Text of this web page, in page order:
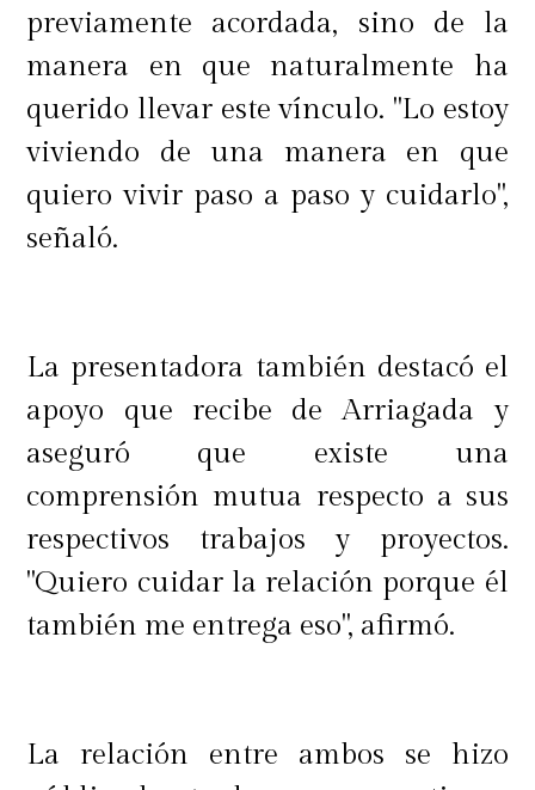
previamente acordada, sino de la
manera en que naturalmente ha
querido llevar este vínculo. "Lo estoy
viviendo de una manera en que
quiero vivir paso a paso y cuidarlo",
señaló.
La presentadora también destacó el
apoyo que recibe de Arriagada y
aseguró que existe una
comprensión mutua respecto a sus
respectivos trabajos y proyectos.
"Quiero cuidar la relación porque él
también me entrega eso", afirmó.
La relación entre ambos se hizo